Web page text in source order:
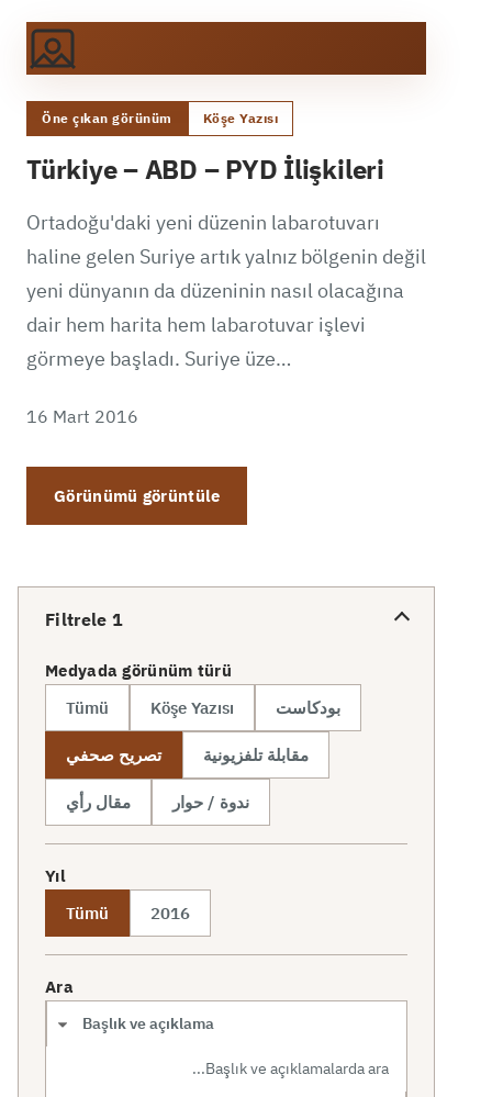
Öne çıkan görünüm Köşe Yazısı
Türkiye – ABD – PYD İlişkileri
Ortadoğu'daki yeni düzenin labarotuvarı
haline gelen Suriye artık yalnız bölgenin değil
yeni dünyanın da düzeninin nasıl olacağına
dair hem harita hem labarotuvar işlevi
görmeye başladı. Suriye üze…
16 Mart 2016
Görünümü görüntüle
Filtrele 1
Medyada görünüm türü
Tümü
Köşe Yazısı بودكاست
تصريح صحفي مقابلة تلفزيونية
مقال رأي ندوة / حوار
Yıl
Tümü
2016
Ara